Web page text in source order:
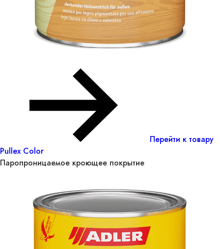
Перейти к товару
Pullex Color
Паропроницаемое кроющее покрытие